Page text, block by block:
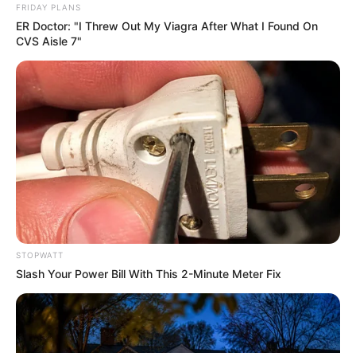
Homeowners: The Hidden Breaker Bleed That
Triples Your Power Bill
STOPWATT
Plug It In: The 1-Minute Device Tweak Melting US
Power Bills By 90%
STOPWATT
FRIDAY PLANS
ER Doctor: "I Threw Out My Viagra After What I Found On
CVS Aisle 7"
STOPWATT
Slash Your Power Bill With This 2-Minute Meter Fix